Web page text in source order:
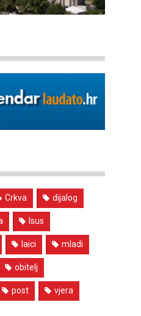
Crkva dijalog
Isus
laici mladi
obitelj
post vjera